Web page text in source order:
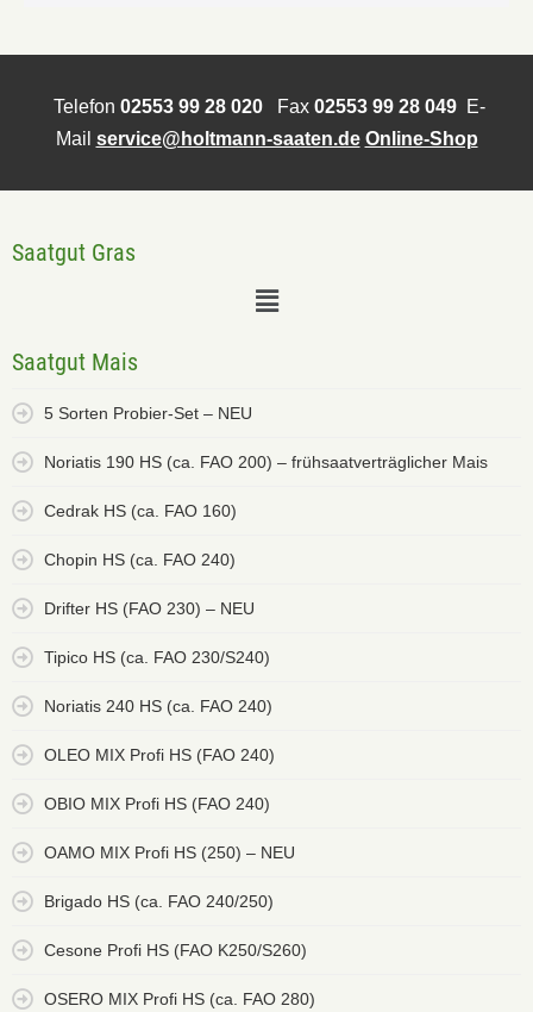
Telefon 02553 99 28 020Fax 02553 99 28 049E-
Mail service@holtmann-saaten.de Online-Shop
Saatgut Gras
Saatgut Mais
5 Sorten Probier-Set – NEU
Noriatis 190 HS (ca. FAO 200) – frühsaatverträglicher Mais
Cedrak HS (ca. FAO 160)
Chopin HS (ca. FAO 240)
Drifter HS (FAO 230) – NEU
Tipico HS (ca. FAO 230/S240)
Noriatis 240 HS (ca. FAO 240)
OLEO MIX Profi HS (FAO 240)
OBIO MIX Profi HS (FAO 240)
OAMO MIX Profi HS (250) – NEU
Brigado HS (ca. FAO 240/250)
Cesone Profi HS (FAO K250/S260)
OSERO MIX Profi HS (ca. FAO 280)